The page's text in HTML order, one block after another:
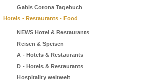
Gabis Corona Tagebuch
Hotels - Restaurants - Food
NEWS Hotel & Restaurants
Reisen & Speisen
A - Hotels & Restaurants
D - Hotels & Restaurants
Hospitality weltweit